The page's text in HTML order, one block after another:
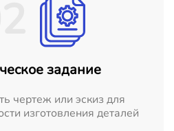
задание
чертеж или эскиз для
изготовления деталей